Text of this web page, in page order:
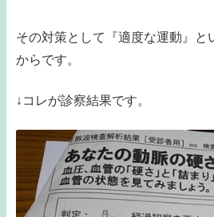
その対策として『適度な運動』と
からです。
↓コレが診察結果です。